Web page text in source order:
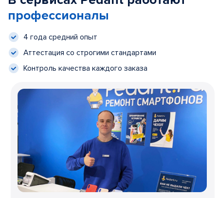
профессионалы
4 года средний опыт
Аттестация со строгими стандартами
Контроль качества каждого заказа